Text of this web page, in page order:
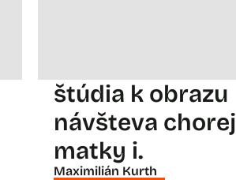
štúdia k obrazu
návšteva chorej
matky i.
Maximilián Kurth